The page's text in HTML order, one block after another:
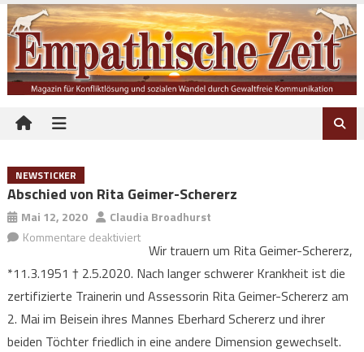
Skip to content
NEWSTICKER
Abschied von Rita Geimer-Schererz
Mai 12, 2020
Claudia Broadhurst
Kommentare deaktiviertfür Abschied von Rita Geimer-Schererz
Wir trauern um Rita Geimer-Schererz,
*11.3.1951 † 2.5.2020. Nach langer schwerer Krankheit ist die
zertifizierte Trainerin und Assessorin Rita Geimer-Schererz am
2. Mai im Beisein ihres Mannes Eberhard Schererz und ihrer
beiden Töchter friedlich in eine andere Dimension gewechselt.